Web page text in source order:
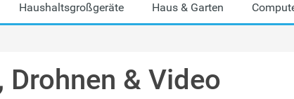
Haushaltsgroßgeräte Haus & Garten
Drohnen & Video